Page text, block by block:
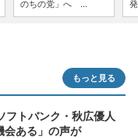
のちの党」へ ...
もっと見る
フトバンク・秋広優人
会ある」の声が